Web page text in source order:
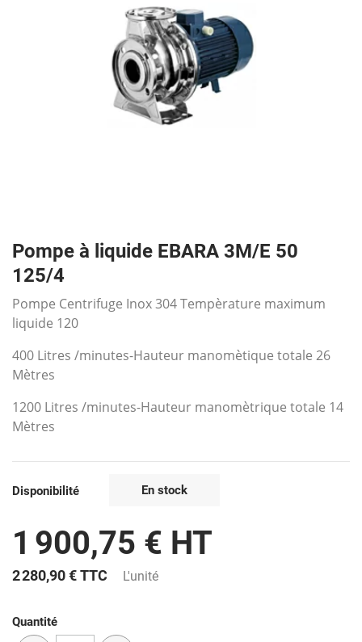
Pompe à liquide EBARA 3M/E 50
125/4
Pompe Centrifuge Inox 304 Tempèrature maximum
liquide 120
400 Litres /minutes-Hauteur manomètique totale 26
Mètres
1200 Litres /minutes-Hauteur manomètrique totale 14
Mètres
Disponibilité En stock
1 900,75 € HT
2 280,90 €TTC L'unité
Quantité